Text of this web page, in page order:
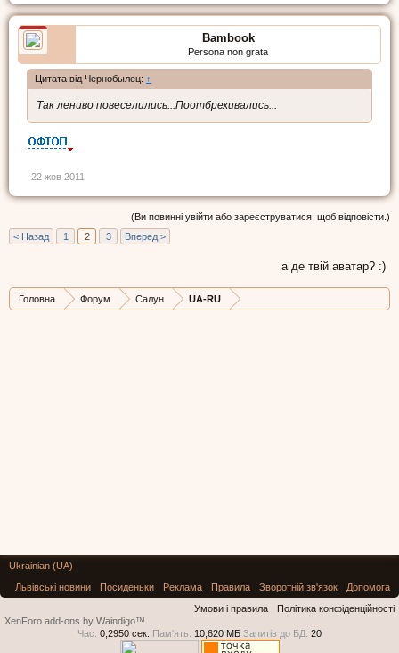
Bambook
Persona non grata
Цитата від Чернобылец: ↑
Так лениво повеселились...Поотбрехивались...
22 жов 2011
(Ви повинні увійти або зареєструватися, щоб відповісти.)
< Назад
1 2 3 Вперед >
а де твій аватар? :)
Головна Форум Салун UA-RU
Ukrainian (UA)
Львівські новини
Посиденьки Реклама Правила Зворотній зв'язок
Допомога
Умови і правила
Політика конфіденційності
XenForo add-ons by Waindigo™
Час: 0,2950 сек. Пам'ять: 10,620 МБ Запитів до БД: 20